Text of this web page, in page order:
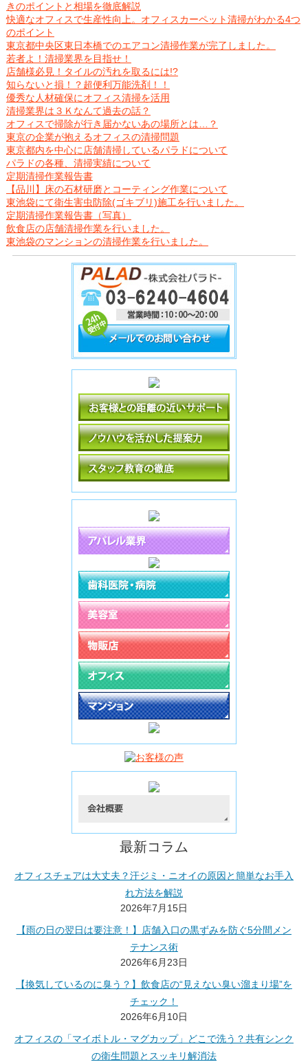
きのポイントと相場を徹底解説
快適なオフィスで生産性向上。オフィスカーペット清掃がわかる4つ
のポイント
東京都中央区東日本橋でのエアコン清掃作業が完了しました。
若者よ！清掃業界を目指せ！
店舗様必見！タイルの汚れを取るには!?
知らないと損！？超便利万能洗剤！！
優秀な人材確保にオフィス清掃を活用
清掃業界は３Ｋなんて過去の話？
オフィスで掃除が行き届かないあの場所とは…？
東京の企業が抱えるオフィスの清掃問題
東京都内を中心に店舗清掃しているパラドについて
パラドの各種、清掃実績について
定期清掃作業報告書
【品川】床の石材研磨とコーティング作業について
東池袋にて衛生害虫防除(ゴキブリ)施工を行いました。
定期清掃作業報告書（写真）
飲食店の店舗清掃作業を行いました。
東池袋のマンションの清掃作業を行いました。
最新コラム
オフィスチェアは大丈夫？汗ジミ・ニオイの原因と簡単なお手入
れ方法を解説
2026年7月15日
【雨の日の翌日は要注意！】店舗入口の黒ずみを防ぐ5分間メン
テナンス術
2026年6月23日
【換気しているのに臭う？】飲食店の“見えない臭い溜まり場”を
チェック！
2026年6月10日
オフィスの「マイボトル・マグカップ」どこで洗う？共有シンク
の衛生問題とスッキリ解消法